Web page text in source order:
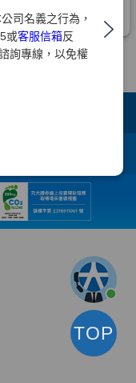
司名義之行為，
或客服信箱反
詢專線，以免權
TOP